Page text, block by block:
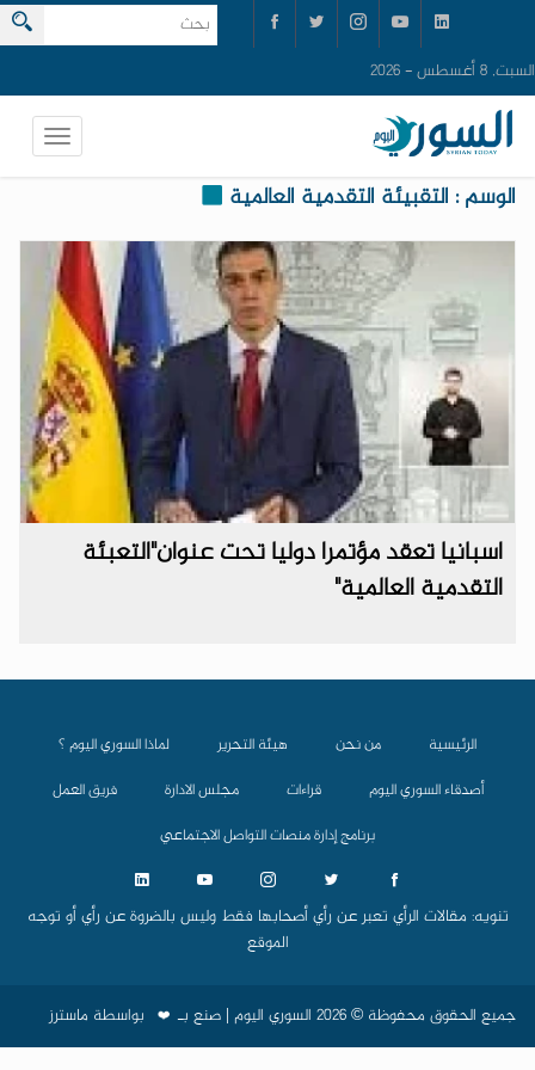
السبت, 8 أغسطس - 2026
الوسم : التقبيئة التقدمية العالمية
اسبانيا تعقد مؤتمرا دوليا تحت عنوان"التعبئة
التقدمية العالمية"
الرئيسية من نحن هيئة التحرير
لماذا السوري اليوم ؟
أصدقاء السوري اليوم
قراءات مجلس الادارة
فريق العمل
برنامج إدارة منصات التواصل الاجتماعي
تنويه: مقالات الرأي تعبر عن رأي أصحابها فقط وليس بالضروة عن رأي أو توجه
الموقع
جميع الحقوق محفوظة © 2026 السوري اليوم | صنع بـ ❤️ بواسطة ماسترز